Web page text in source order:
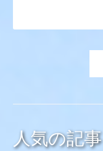
人気の記事